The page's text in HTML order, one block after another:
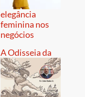
elegância
feminina nos
negócios
A Odisseia da